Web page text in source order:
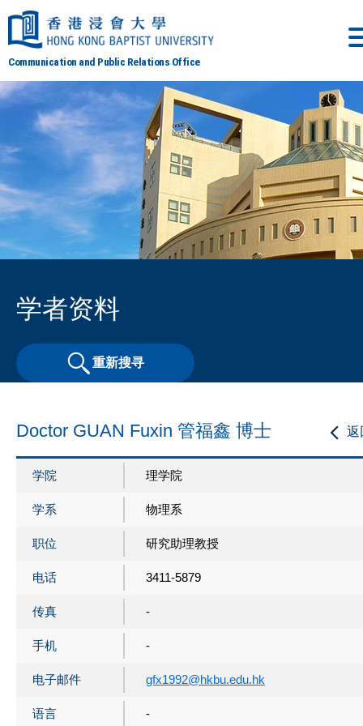
Communication and Public Relations Office
学者资料
重新搜寻
返
Doctor GUAN Fuxin 管福鑫 博士
学院 理学院
学系 物理系
职位 研究助理教授
电话 3411-5879
传真 -
手机 -
电子邮件 gfx1992@hkbu.edu.hk
语言 -